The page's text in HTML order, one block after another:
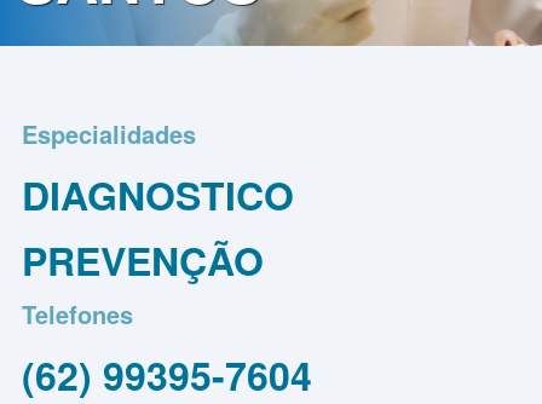
de
Privacidade
Especialidades
DIAGNOSTICO
PREVENÇÃO
Telefones
(62) 99395-7604